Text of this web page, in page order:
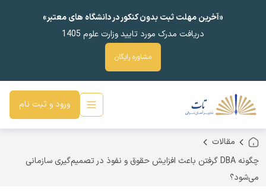
«آخرین مهلت ثبت بدون کنکور در دانشگاه های معتبر»
دریافت مدرک مورد تایید وزارت علوم 1405
مشاوره رایگان
ورود و ثبت نام
مقالات
چگونه DBA گرفتن باعث افزایش حقوق و نفوذ در تصمیم‌گیری سازمانی
می‌شود؟